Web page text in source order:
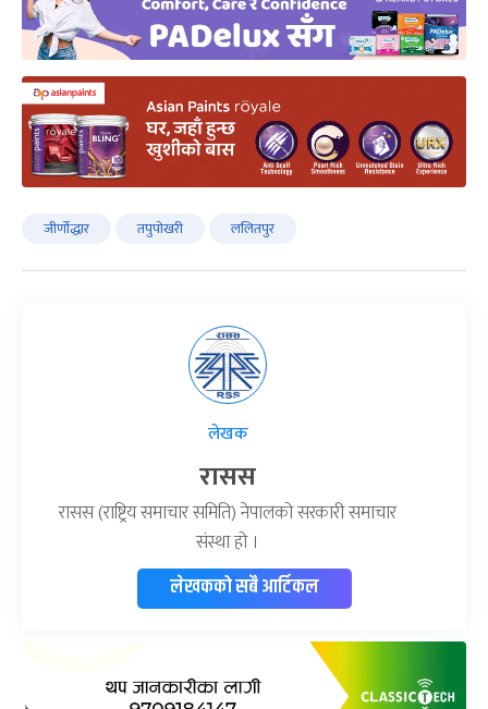
जीर्णोद्धार तपुपोखरी ललितपुर
लेखक
रासस
रासस (राष्ट्रिय समाचार समिति) नेपालको सरकारी समाचार
संस्था हो ।
लेखकको सबै आर्टिकल